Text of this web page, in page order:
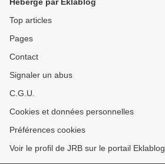
Top articles
Pages
Contact
Signaler un abus
C.G.U.
Cookies et données personnelles
Préférences cookies
Voir le profil de JRB sur le portail Eklablog